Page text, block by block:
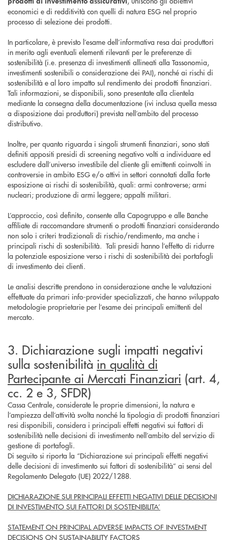
economici e di redditività con quelli di natura ESG nel proprio
processo di selezione dei prodotti.
In particolare, è previsto l’esame dell’informativa resa dai produttori
in merito agli eventuali elementi rilevanti per le preferenze di
sostenibilità (i.e. presenza di investimenti allineati alla Tassonomia,
investimenti sostenibili o considerazione dei PAI), nonché ai rischi di
sostenibilità e al loro impatto sul rendimento dei prodotti finanziari.
Tali informazioni, se disponibili, sono presentate alla clientela
mediante la consegna della documentazione (ivi inclusa quella messa
a disposizione dai produttori) prevista nell’ambito del processo
distributivo.
Inoltre, per quanto riguarda i singoli strumenti finanziari, sono stati
definiti appositi presidi di screening negativo volti a individuare ed
escludere dall’universo investibile del cliente gli emittenti coinvolti in
controversie in ambito ESG e/o attivi in settori connotati dalla forte
esposizione ai rischi di sostenibilità, quali: armi controverse; armi
nucleari; produzione di armi leggere; appalti militari.
L’approccio, così definito, consente alla Capogruppo e alle Banche
affiliate di raccomandare strumenti o prodotti finanziari considerando
non solo i criteri tradizionali di rischio/rendimento, ma anche i
principali rischi di sostenibilità. Tali presidi hanno l’effetto di ridurre
la potenziale esposizione verso i rischi di sostenibilità dei portafogli
di investimento dei clienti.
Le analisi descritte prendono in considerazione anche le valutazioni
effettuate da primari info-provider specializzati, che hanno sviluppato
metodologie proprietarie per l’esame dei principali emittenti del
mercato.
3. Dichiarazione sugli impatti negativi
sulla sostenibilità in qualità di
Partecipante ai Mercati Finanziari (art. 4,
cc. 2 e 3, SFDR)
Cassa Centrale, considerate le proprie dimensioni, la natura e
l’ampiezza dell’attività svolta nonché la tipologia di prodotti finanziari
resi disponibili, considera i principali effetti negativi sui fattori di
sostenibilità nelle decisioni di investimento nell’ambito del servizio di
gestione di portafogli.
Di seguito si riporta la “Dichiarazione sui principali effetti negativi
delle decisioni di investimento sui fattori di sostenibilità” ai sensi del
Regolamento Delegato (UE) 2022/1288.
DICHIARAZIONE SUI PRINCIPALI EFFETTI NEGATIVI DELLE DECISIONI
DI INVESTIMENTO SUI FATTORI DI SOSTENIBILITA’
STATEMENT ON PRINCIPAL ADVERSE IMPACTS OF INVESTMENT
DECISIONS ON SUSTAINABILITY FACTORS